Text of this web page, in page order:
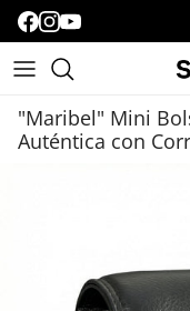
"Maribel" Mini
Auténtica con